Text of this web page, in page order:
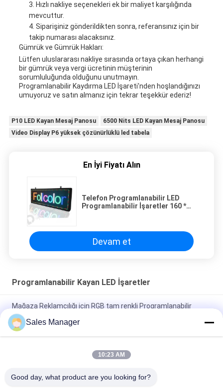
Hızlı nakliye seçenekleri ek bir maliyet karşılığında
mevcuttur.
Siparişiniz gönderildikten sonra, referansınız için bir
takip numarası alacaksınız.
Gümrük ve Gümrük Hakları:
Lütfen uluslararası nakliye sırasında ortaya çıkan herhangi
bir gümrük veya vergi ücretinin müşterinin
sorumluluğunda olduğunu unutmayın.
Programlanabilir Kaydırma LED İşareti'nden hoşlandığınızı
umuyoruz ve satın almanız için tekrar teşekkür ederiz!
P10 LED Kayan Mesaj Panosu
6500 Nits LED Kayan Mesaj Panosu
Video Display P6 yüksek çözünürlüklü led tabela
En İyi Fiyatı Alın
Telefon Programlanabilir LED
Programlanabilir İşaretler 160 *
Devam et
Programlanabilir Kayan LED İşaretler
Mağaza Reklamcılığı için RGB tam renkli Programlanabilir
Kayan LED İşaretler
Dış Mekan P6RGB LED Programlanabilir Mesaj Panosu Yüksek
5mm LED Kaydırma Mesaj İşareti
Sales Manager
10:23 AM
Good day, what product are you looking for?